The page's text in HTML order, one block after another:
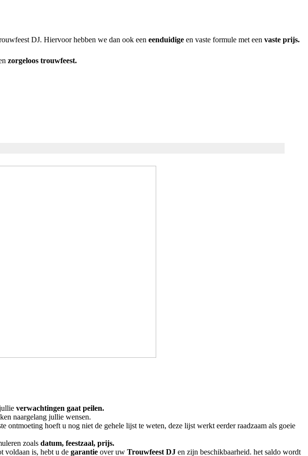
DJ. Hiervoor hebben we dan ook een eenduidige en vaste formule met een vaste prijs.
zorgeloos trouwfeest.
verwachtingen gaat peilen.
naargelang jullie wensen.
ontmoeting hoeft u nog niet de gehele lijst te weten, deze lijst werkt eerder raadzaam als goeie
zoals datum, feestzaal, prijs.
voldaan is, hebt u de garantie over uw Trouwfeest DJ en zijn beschikbaarheid. het saldo wordt